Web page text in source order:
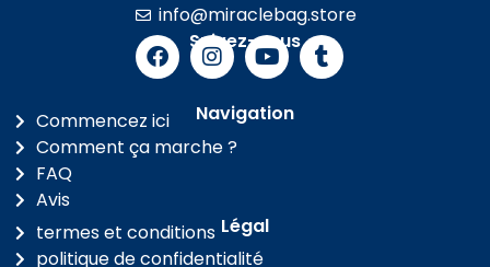
info@miraclebag.store
Suivez-nous
Navigation
Commencez ici
Comment ça marche ?
FAQ
Avis
Légal
termes et conditions
politique de confidentialité